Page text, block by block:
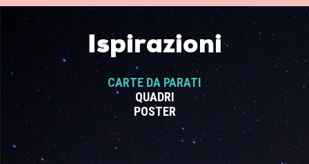
Ispirazioni
CARTE DA PARATI
QUADRI
POSTER